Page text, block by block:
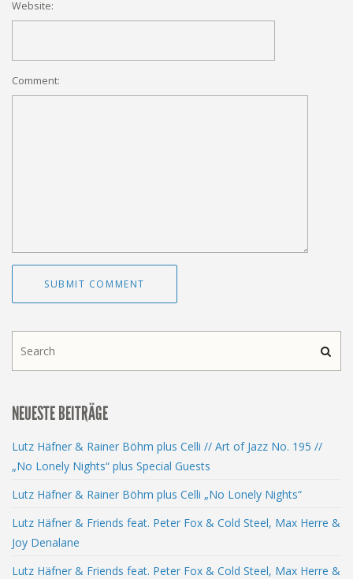
Website:
Comment:
NEUESTE BEITRÄGE
Lutz Häfner & Rainer Böhm plus Celli // Art of Jazz No. 195 //
„No Lonely Nights“ plus Special Guests
Lutz Häfner & Rainer Böhm plus Celli „No Lonely Nights“
Lutz Häfner & Friends feat. Peter Fox & Cold Steel, Max Herre &
Joy Denalane
Lutz Häfner & Friends feat. Peter Fox & Cold Steel, Max Herre &